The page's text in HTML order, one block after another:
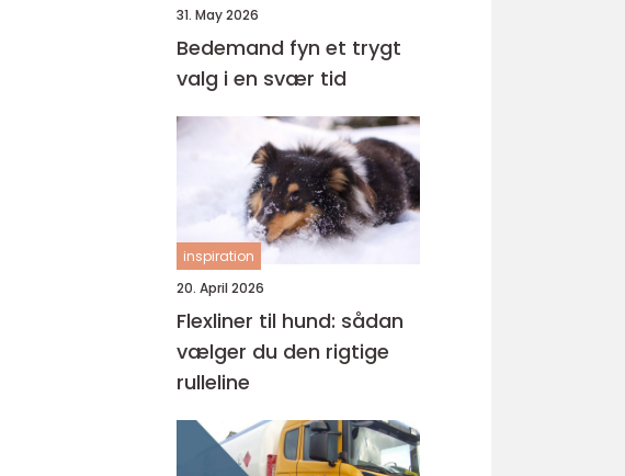
31. May 2026
Bedemand fyn et trygt
valg i en svær tid
inspiration
20. April 2026
Flexliner til hund: sådan
vælger du den rigtige
rulleline